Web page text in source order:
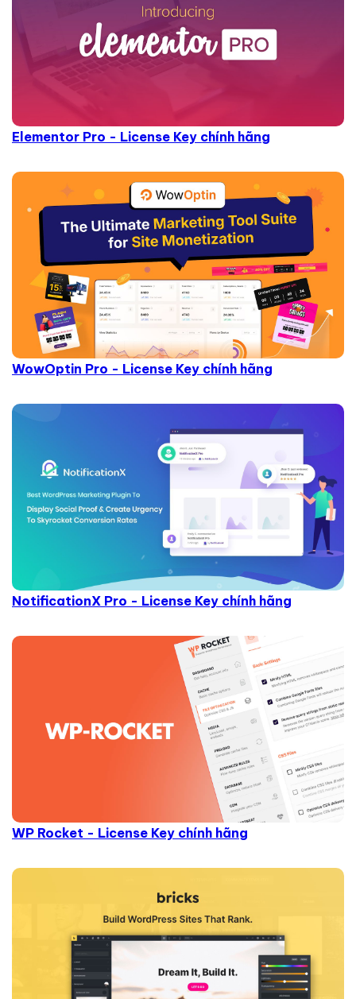
Elementor Pro - License Key chính hãng
WowOptin Pro - License Key chính hãng
NotificationX Pro - License Key chính hãng
WP Rocket - License Key chính hãng